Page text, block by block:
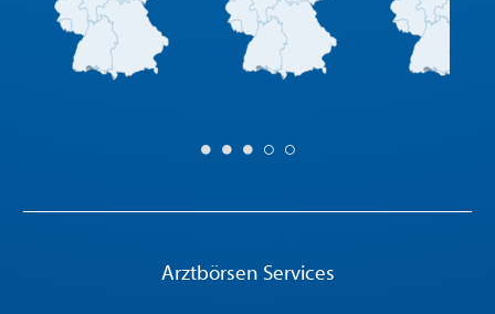
Arztbörsen Services